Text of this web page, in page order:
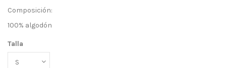
Composición:
100% algodón
Talla